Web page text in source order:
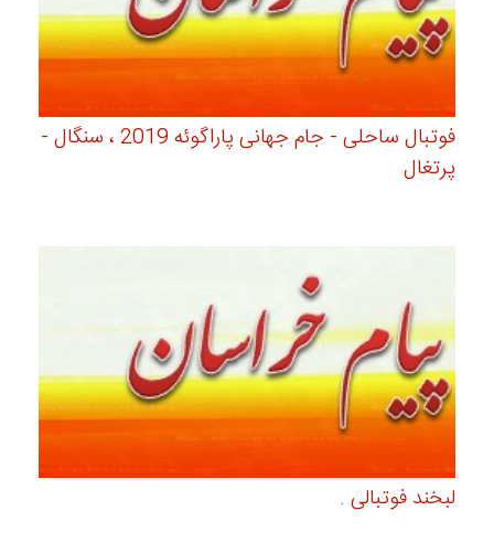
فوتبال ساحلی - جام جهانی پاراگوئه 2019 ، سنگال -
پرتغال
لبخند فوتبالی .